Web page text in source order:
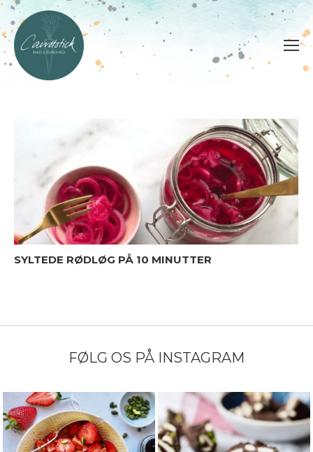
SYLTEDE RØDLØG PÅ 10 MINUTTER
FØLG OS PÅ INSTAGRAM